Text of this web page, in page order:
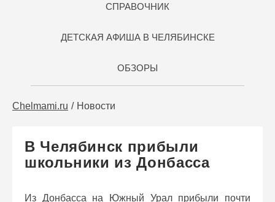
СПРАВОЧНИК
ДЕТСКАЯ АФИША В ЧЕЛЯБИНСКЕ
ОБЗОРЫ
Chelmami.ru Новости
В Челябинск прибыли
школьники из Донбасса
Из Донбасса на Южный Урал прибыли почти